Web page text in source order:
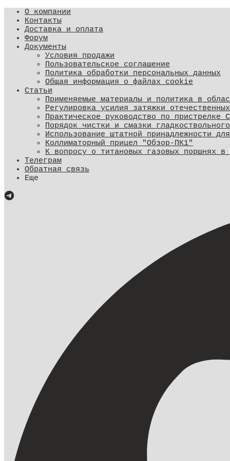
О компании
Контакты
Доставка и оплата
Форум
Документы
Условия продажи
Пользовательское соглашение
Политика обработки персональных данных
Общая информация о файлах cookie
Статьи
Применяемые материалы и политика в
​Регулировка усилия затяжки
Практическое руководство по
Порядок чистки и смазки
Использование штатной принадлежности
Коллиматорный прицел "Обзор-ПК1"
К вопросу о титановых газовых поршнях
Телеграм
Обратная связь
Еще